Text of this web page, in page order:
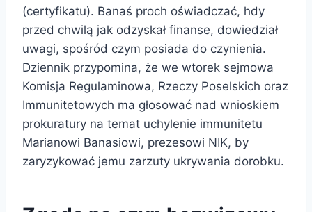
(certyfikatu). Banaś proch oświadczać, hdy
przed chwilą jak odzyskał finanse, dowiedział
uwagi, spośród czym posiada do czynienia.
Dziennik przypomina, że we wtorek sejmowa
Komisja Regulaminowa, Rzeczy Poselskich oraz
Immunitetowych ma głosować nad wnioskiem
prokuratury na temat uchylenie immunitetu
Marianowi Banasiowi, prezesowi NIK, by
zaryzykować jemu zarzuty ukrywania dorobku.